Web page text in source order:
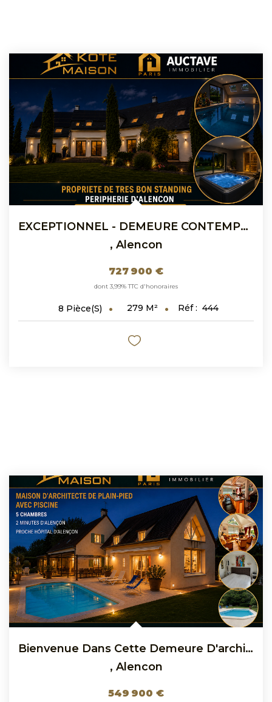
EXCEPTIONNEL - DEMEURE CONTEMPORAINE AVEC PISCINE...
, Alencon
727 900 €
dont 3,99% TTC d'honoraires
8 Pièce(s) 279 M² Réf : 444
Bienvenue Dans Cette Demeure D'architecte Avec Piscine,...
, Alencon
549 900 €